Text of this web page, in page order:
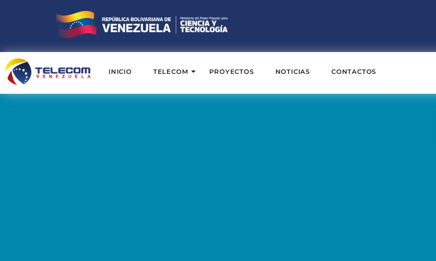
INICIO TELECOM PROYECTOS NOTICIAS CONTACTOS